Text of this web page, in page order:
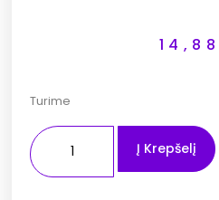
14,88
Turime
Į Krepšelį